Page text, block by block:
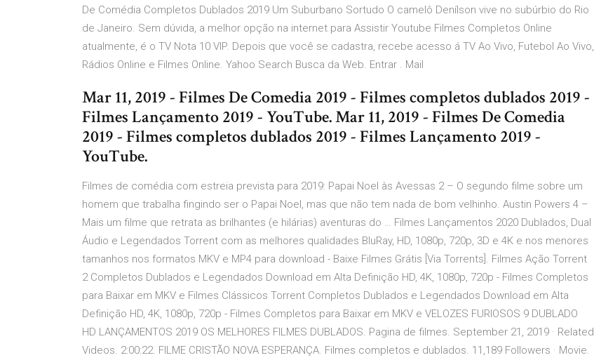
De Comédia Completos Dublados 2019 Um Suburbano Sortudo O camelô Denílson vive no subúrbio do Rio
de Janeiro. Sem dúvida, a melhor opção na internet para Assistir Youtube Filmes Completos Online
atualmente, é o TV Nota 10 VIP. Depois que você se cadastra, recebe acesso á TV Ao Vivo, Futebol Ao Vivo,
Rádios Online e Filmes Online. Yahoo Search Busca da Web. Entrar . Mail
Mar 11, 2019 - Filmes De Comedia 2019 - Filmes completos dublados 2019 -
Filmes Lançamento 2019 - YouTube. Mar 11, 2019 - Filmes De Comedia
2019 - Filmes completos dublados 2019 - Filmes Lançamento 2019 -
YouTube.
Filmes de comédia com estreia prevista para 2019: Papai Noel às Avessas 2 – O segundo filme sobre um
homem que trabalha fingindo ser o Papai Noel, mas que não tem nada de bom velhinho. Austin Powers 4 –
Mais um filme que retrata as brilhantes (e hilárias) aventuras do … Filmes Lançamentos 2020 Dublados, Dual
Áudio e Legendados Torrent com as melhores qualidades BluRay, HD, 1080p, 720p, 3D e 4K e nos menores
tamanhos nos formatos MKV e MP4 para download - Baixe Filmes Grátis [Via Torrents]. Filmes Ação Torrent
2 Completos Dublados e Legendados Download em Alta Definição HD, 4K, 1080p, 720p - Filmes Completos
para Baixar em MKV e Filmes Clássicos Torrent Completos Dublados e Legendados Download em Alta
Definição HD, 4K, 1080p, 720p - Filmes Completos para Baixar em MKV e VELOZES FURIOSOS 9 DUBLADO
HD LANÇAMENTOS 2019 OS MELHORES FILMES DUBLADOS. Pagina de filmes. September 21, 2019 · Related
Videos. 2:00:22. FILME CRISTÃO NOVA ESPERANÇA. Filmes completos e dublados. 11,189 Followers · Movie.